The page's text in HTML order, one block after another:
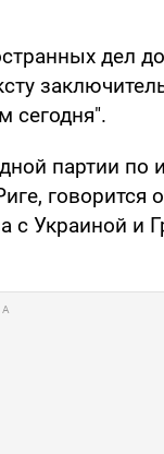
дел
сегодня".
партии по
говорится
Украиной и